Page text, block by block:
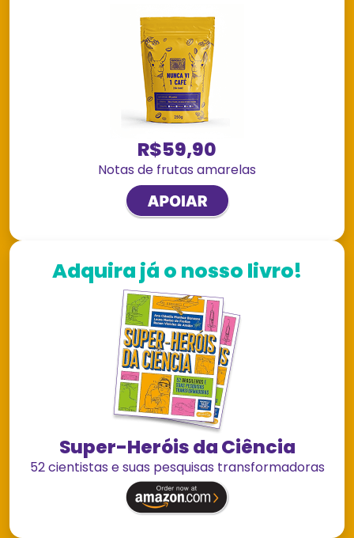
R$59,90
Notas de frutas amarelas
Adquira já o nosso livro!
Super-Heróis da Ciência
52 cientistas e suas pesquisas transformadoras